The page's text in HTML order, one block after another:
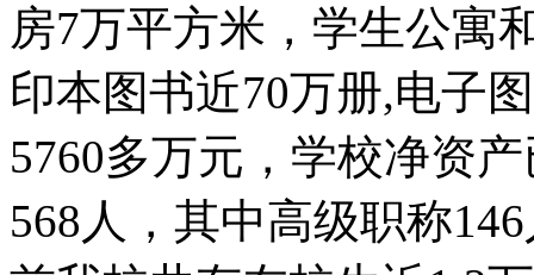
房7万平方米，学生公寓
印本图书近70万册,电子
5760多万元，学校净资
568人，其中高级职称